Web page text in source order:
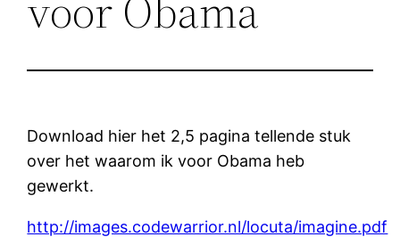
Download hier het 2,5 pagina tellende stuk
over het waarom ik voor Obama heb
gewerkt.
http://images.codewarrior.nl/locuta/imagine.pdf